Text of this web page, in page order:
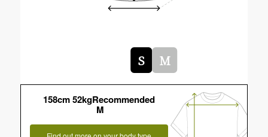
S M
158cm 52kgRecommended
M